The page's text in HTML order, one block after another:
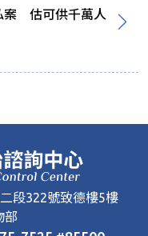
案 估可供千萬人
段322號致德樓5樓
部